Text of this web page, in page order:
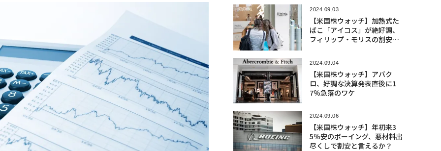
2024.09.03
【米国株ウォッチ】加熱式た
ばこ「アイコス」が絶好調、
フィリップ・モリスの割安度
2024.09.04
【米国株ウォッチ】アバク
ロ、好調な決算発表直後に1
7％急落のワケ
2024.09.06
【米国株ウォッチ】年初来3
5％安のボーイング、悪材料出
尽くしで割安と言えるか？